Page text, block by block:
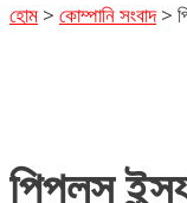
হোম > কোম্পানি সংবাদ >
পিপলস